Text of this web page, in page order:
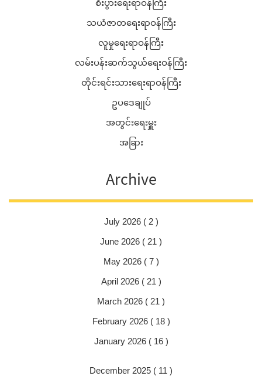
စီးပွားရေးရာဝန်ကြီး
သယံဇာတရေးရာဝန်ကြီး
လူမှုရေးရာဝန်ကြီး
လမ်းပန်းဆက်သွယ်ရေးဝန်ကြီး
တိုင်းရင်းသားရေးရာဝန်ကြီး
ဥပဒေချုပ်
အတွင်းရေးမှူး
အခြား
Archive
July 2026 ( 2 )
June 2026 ( 21 )
May 2026 ( 7 )
April 2026 ( 21 )
March 2026 ( 21 )
February 2026 ( 18 )
January 2026 ( 16 )
December 2025 ( 11 )